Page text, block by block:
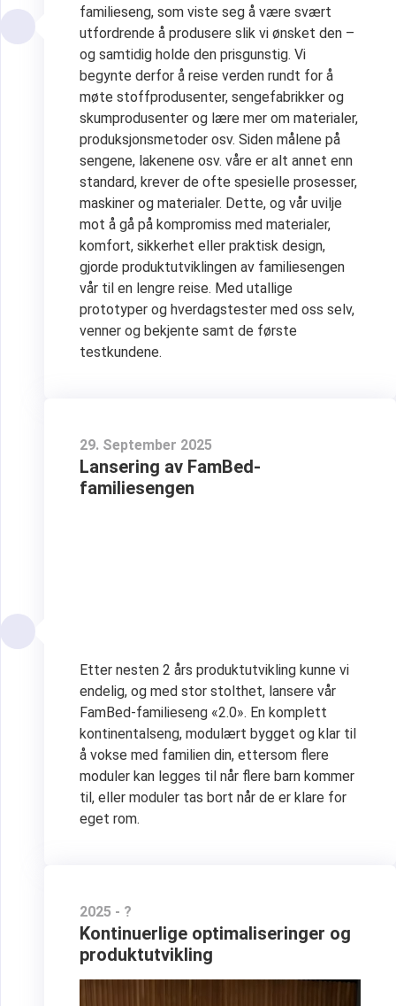
familieseng, som viste seg å være svært
utfordrende å produsere slik vi ønsket den –
og samtidig holde den prisgunstig. Vi
begynte derfor å reise verden rundt for å
møte stoffprodusenter, sengefabrikker og
skumprodusenter og lære mer om materialer,
produksjonsmetoder osv. Siden målene på
sengene, lakenene osv. våre er alt annet enn
standard, krever de ofte spesielle prosesser,
maskiner og materialer. Dette, og vår uvilje
mot å gå på kompromiss med materialer,
komfort, sikkerhet eller praktisk design,
gjorde produktutviklingen av familiesengen
vår til en lengre reise. Med utallige
prototyper og hverdagstester med oss selv,
venner og bekjente samt de første
testkundene.
29. September 2025
Lansering av FamBed-
familiesengen
Etter nesten 2 års produktutvikling kunne vi
endelig, og med stor stolthet, lansere vår
FamBed-familieseng «2.0». En komplett
kontinentalseng, modulært bygget og klar til
å vokse med familien din, ettersom flere
moduler kan legges til når flere barn kommer
til, eller moduler tas bort når de er klare for
eget rom.
2025 - ?
Kontinuerlige optimaliseringer og
produktutvikling